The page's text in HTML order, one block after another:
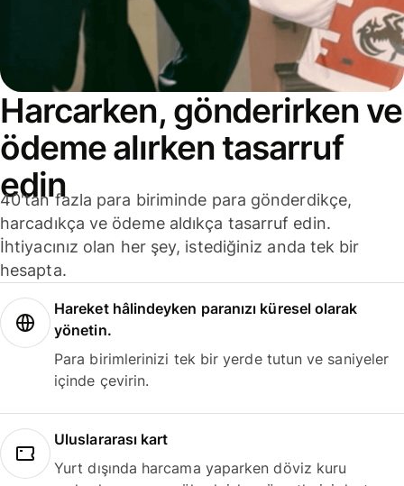
Harcarken, gönderirken ve
ödeme alırken tasarruf
edin
40'tan fazla para biriminde para gönderdikçe,
harcadıkça ve ödeme aldıkça tasarruf edin.
İhtiyacınız olan her şey, istediğiniz anda tek bir
hesapta.
Hareket hâlindeyken paranızı küresel olarak
yönetin.
Para birimlerinizi tek bir yerde tutun ve saniyeler
içinde çevirin.
Uluslararası kart
Yurt dışında harcama yaparken döviz kuru